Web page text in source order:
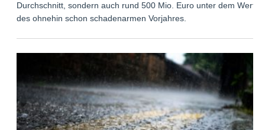
Durchschnitt, sondern auch rund 500 Mio. Euro unter dem Wert
des ohnehin schon schadenarmen Vorjahres.